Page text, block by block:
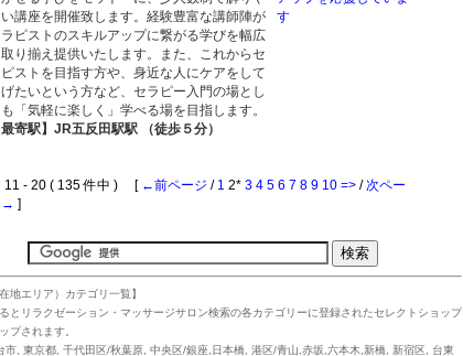
講座を開催致します。経験豊富な講師陣が
ピストのスキルアップに繋がる学びを幅広
り揃え提供いたします。また、これからセ
ストを目指す方や、身近な人にケアをして
たいという方など、セラピー入門の場とし
「気軽に楽しく」学べる場を目指します。
寄駅】JR五反田駅駅 （徒歩５分）
- 20 ( 135 件中 ) [ ←前ページ / 1 2* 3 4 5 6 7 8 9 10 => / 次ペー
→ ]
地エリア）カテゴリ一覧】
とリラクゼーション・マッサージサロン検索の各カテゴリーに登録されたセレクトショップ
プされます。
市 東京都 千代田区/秋葉原 中央区/銀座,日本橋 港区/青山,赤坂,六本木,新橋 新宿区 台東